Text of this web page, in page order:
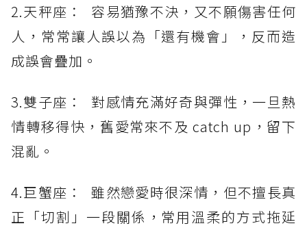
2.天秤座： 容易猶豫不決，又不願傷害任何
人，常常讓人誤以為「還有機會」，反而造
成誤會疊加。
3.雙子座： 對感情充滿好奇與彈性，一旦熱
情轉移得快，舊愛常來不及 catch up，留下
混亂。
4.巨蟹座： 雖然戀愛時很深情，但不擅長真
正「切割」一段關係，常用溫柔的方式拖延